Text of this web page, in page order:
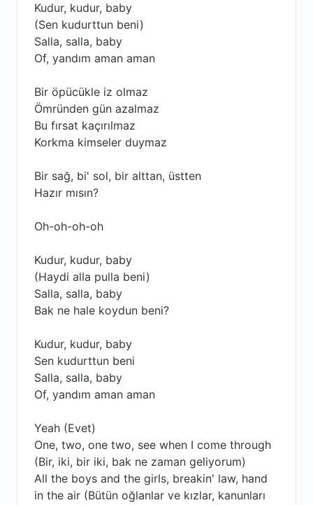
Kudur, kudur, baby
(Sen kudurttun beni)
Salla, salla, baby
Of, yandım aman aman
Bir öpücükle iz olmaz
Ömründen gün azalmaz
Bu fırsat kaçırılmaz
Korkma kimseler duymaz
Bir sağ, bi' sol, bir alttan, üstten
Hazır mısın?
Oh-oh-oh-oh
Kudur, kudur, baby
(Haydi alla pulla beni)
Salla, salla, baby
Bak ne hale koydun beni?
Kudur, kudur, baby
Sen kudurttun beni
Salla, salla, baby
Of, yandım aman aman
Yeah (Evet)
One, two, one two, see when I come through
(Bir, iki, bir iki, bak ne zaman geliyorum)
All the boys and the girls, breakin' law, hand
in the air (Bütün oğlanlar ve kızlar, kanunları